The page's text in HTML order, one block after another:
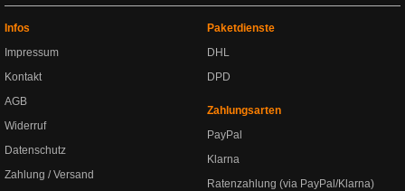
Infos
Impressum
Kontakt
AGB
Widerruf
Datenschutz
Zahlung / Versand
Paketdienste
DHL
DPD
Zahlungsarten
PayPal
Klarna
Ratenzahlung (via PayPal/Klarna)